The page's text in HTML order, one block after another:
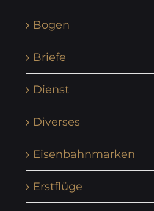
Bogen
Briefe
Dienst
Diverses
Eisenbahnmarken
Erstflüge